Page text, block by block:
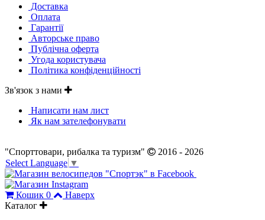
Доставка
Оплата
Гарантії
Авторське право
Публічна оферта
Угода користувача
Політика конфіденційності
Зв'язок з нами
Написати нам лист
Як нам зателефонувати
"Спорттовари, рибалка та туризм"
2016 - 2026
Select Language ▼
Кошик 0
Наверх
Каталог